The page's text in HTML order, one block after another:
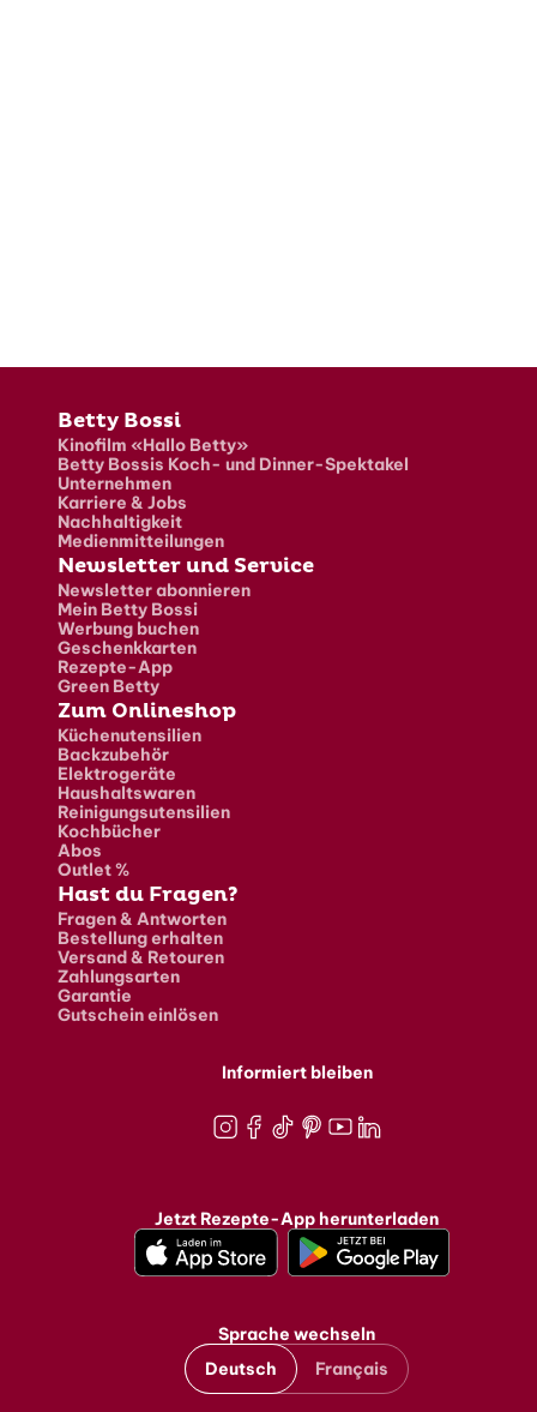
Fusszeile
Betty Bossi
Kinofilm «Hallo Betty»
Betty Bossis Koch- und Dinner-Spektakel
Unternehmen
Karriere & Jobs
Nachhaltigkeit
Medienmitteilungen
Newsletter und Service
Newsletter abonnieren
Mein Betty Bossi
Werbung buchen
Geschenkkarten
Rezepte-App
Green Betty
Zum Onlineshop
Küchenutensilien
Backzubehör
Elektrogeräte
Haushaltswaren
Reinigungsutensilien
Kochbücher
Abos
Outlet %
Hast du Fragen?
Fragen & Antworten
Bestellung erhalten
Versand & Retouren
Zahlungsarten
Garantie
Gutschein einlösen
Informiert bleiben
Jetzt Rezepte-App herunterladen
Sprache wechseln
Deutsch
Français